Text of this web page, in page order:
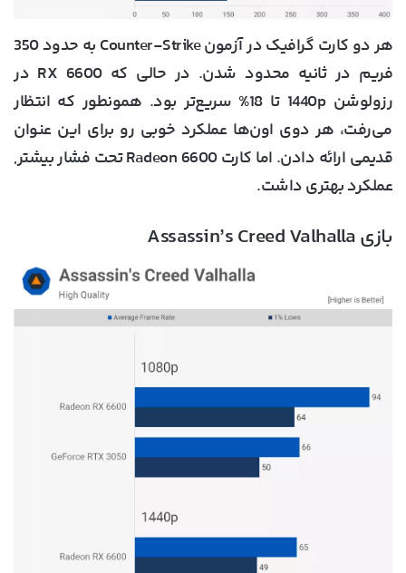
هر دو کارت گرافیک در آزمون Counter-Strike به حدود 350
فریم در ثانیه محدود شدن. در حالی که RX 6600 در
رزولوشن 1440p تا 18% سریع‌تر بود. همونطور که انتظار
می‌رفت، هر دوی اون‌ها عملکرد خوبی رو برای این عنوان
قدیمی ارائه دادن. اما کارت Radeon 6600 تحت فشار بیشتر,
عملکرد بهتری داشت.
بازی Assassin’s Creed Valhalla